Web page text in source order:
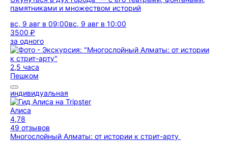
памятниками и множеством историй
вс, 9 авг в 09:00вс, 9 авг в 10:00
3500 ₽
за одного
2,5 часа
Пешком
индивидуальная
Алиса
4,78
49 отзывов
Многослойный Алматы: от истории к стрит-арту